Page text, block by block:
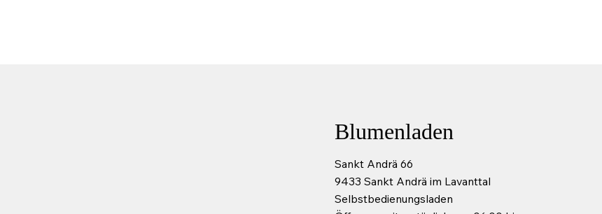
Blumenladen
Sankt Andrä 66
9433 Sankt Andrä im Lavanttal
Selbstbedienungsladen